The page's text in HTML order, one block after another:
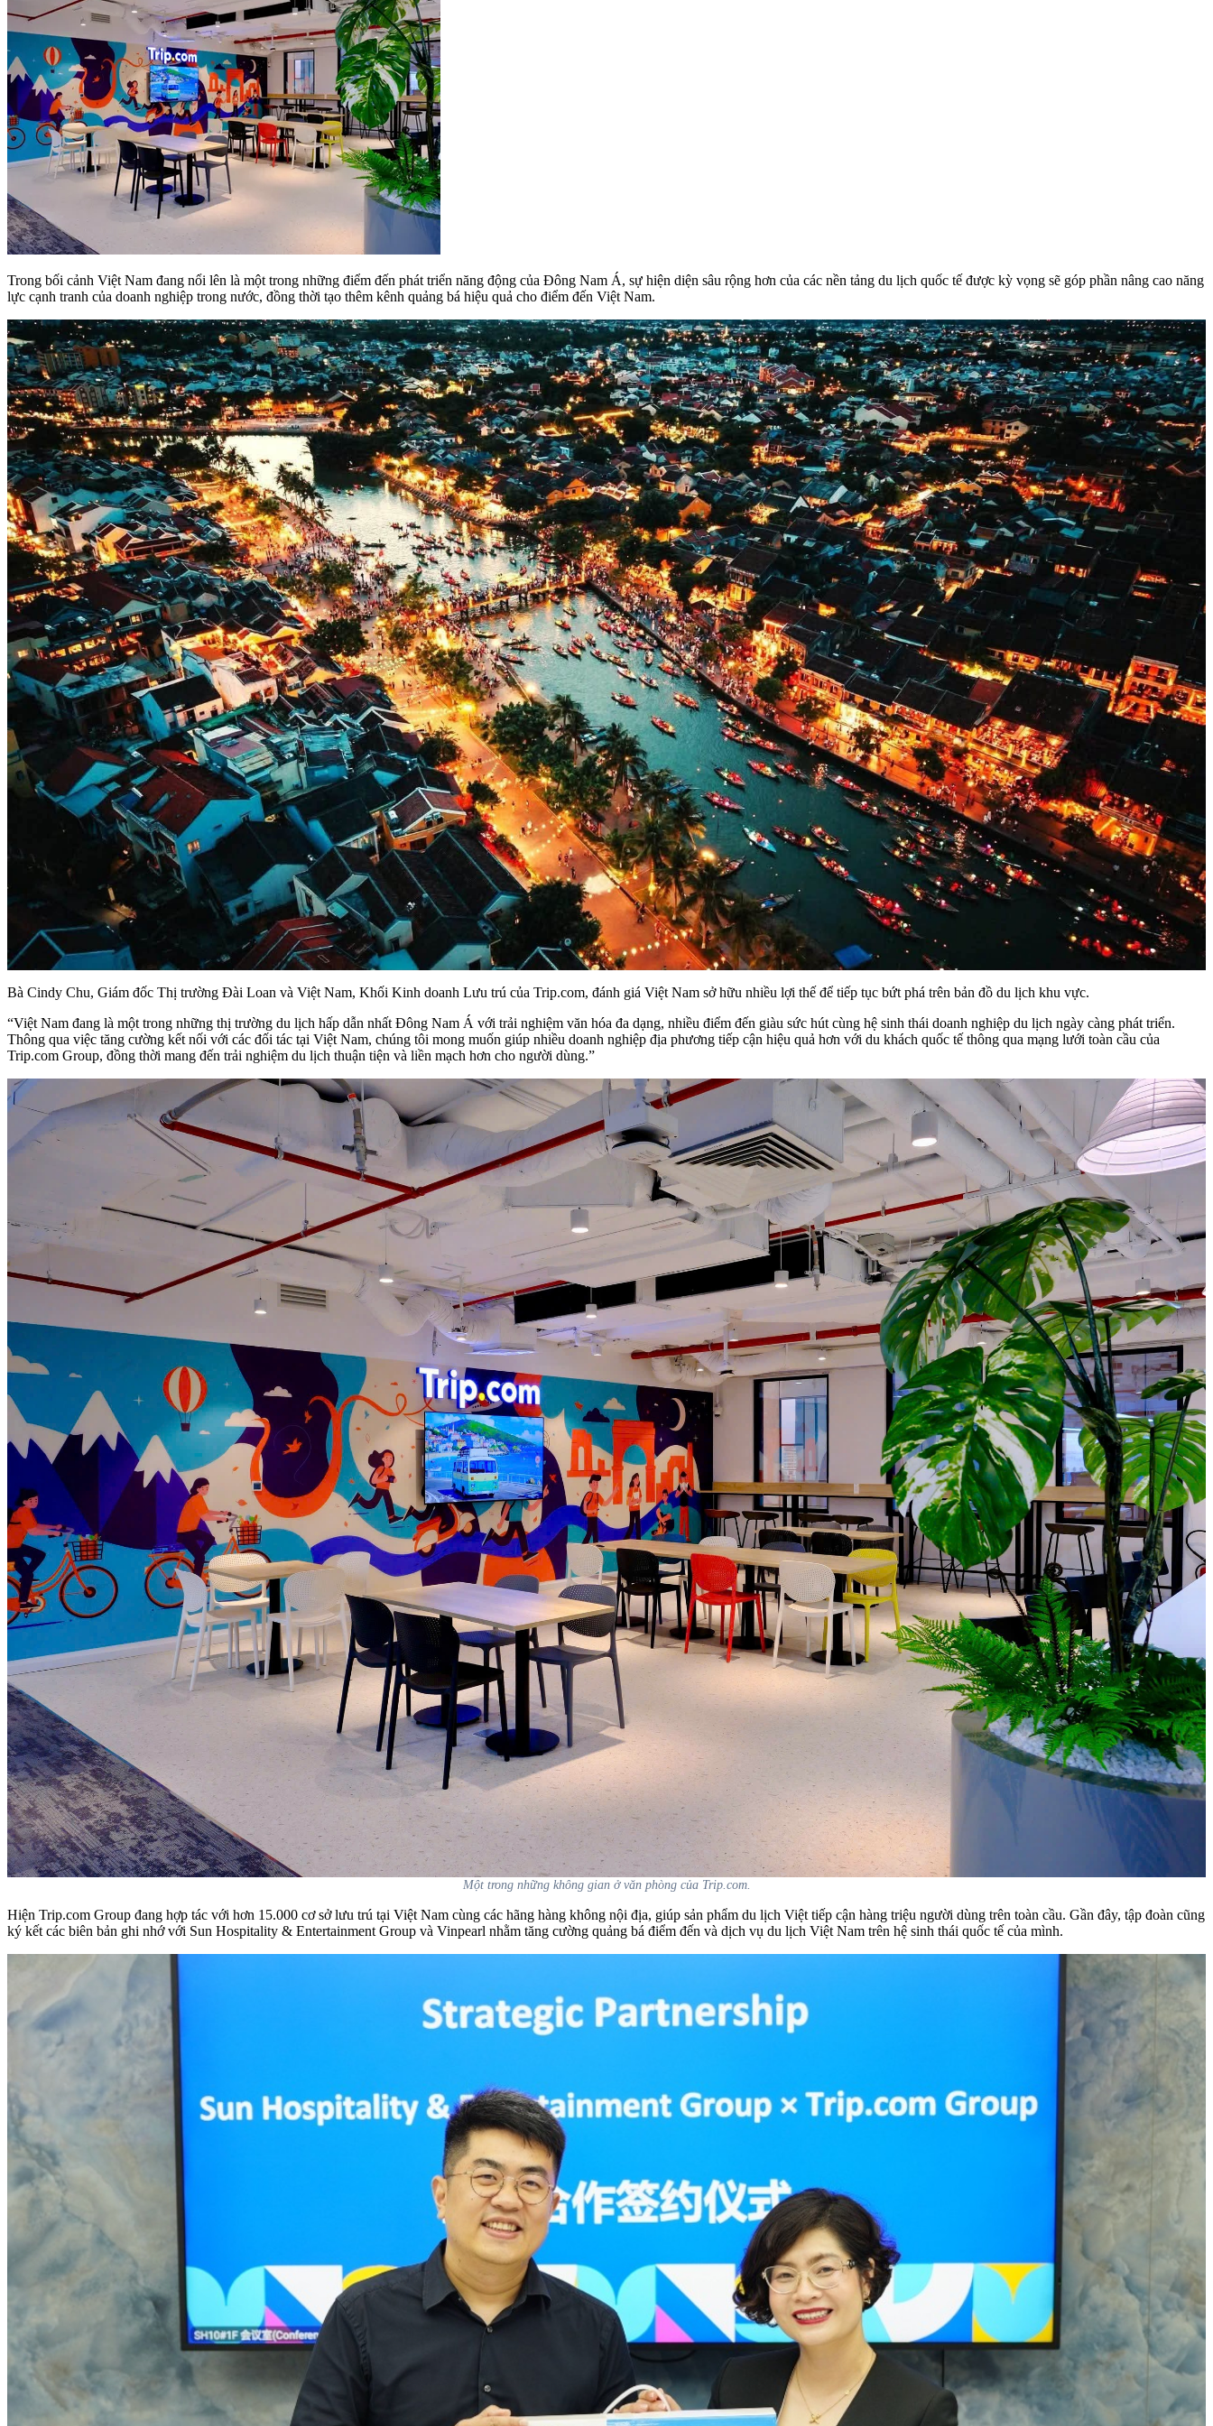
Trong bối cảnh Việt Nam đang nổi lên là một trong những điểm đến phát triển năng động của Đông Nam Á, sự hiện diện sâu rộng hơn của các nền tảng du lịch quốc tế được kỳ vọng sẽ góp phần nâng cao năng
lực cạnh tranh của doanh nghiệp trong nước, đồng thời tạo thêm kênh quảng bá hiệu quả cho điểm đến Việt Nam.
Bà Cindy Chu, Giám đốc Thị trường Đài Loan và Việt Nam, Khối Kinh doanh Lưu trú của Trip.com, đánh giá Việt Nam sở hữu nhiều lợi thế để tiếp tục bứt phá trên bản đồ du lịch khu vực.
“Việt Nam đang là một trong những thị trường du lịch hấp dẫn nhất Đông Nam Á với trải nghiệm văn hóa đa dạng, nhiều điểm đến giàu sức hút cùng hệ sinh thái doanh nghiệp du lịch ngày càng phát triển.
Thông qua việc tăng cường kết nối với các đối tác tại Việt Nam, chúng tôi mong muốn giúp nhiều doanh nghiệp địa phương tiếp cận hiệu quả hơn với du khách quốc tế thông qua mạng lưới toàn cầu của
Trip.com Group, đồng thời mang đến trải nghiệm du lịch thuận tiện và liền mạch hơn cho người dùng.”
Một trong những không gian ở văn phòng của Trip.com.
Hiện Trip.com Group đang hợp tác với hơn 15.000 cơ sở lưu trú tại Việt Nam cùng các hãng hàng không nội địa, giúp sản phẩm du lịch Việt tiếp cận hàng triệu người dùng trên toàn cầu. Gần đây, tập đoàn cũng
ký kết các biên bản ghi nhớ với Sun Hospitality & Entertainment Group và Vinpearl nhằm tăng cường quảng bá điểm đến và dịch vụ du lịch Việt Nam trên hệ sinh thái quốc tế của mình.